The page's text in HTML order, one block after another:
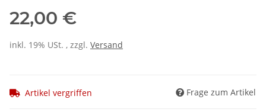
22,00 €
inkl. 19% USt. , zzgl. Versand
Artikel vergriffen Frage zum Artikel